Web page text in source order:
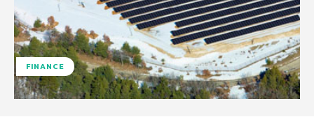
FINANCE